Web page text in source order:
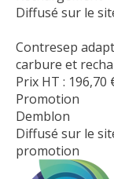
Diffusé sur le
Contresep
carbure et
Prix HT : 196,70
Promotion
Demblon
Diffusé sur le
promotion